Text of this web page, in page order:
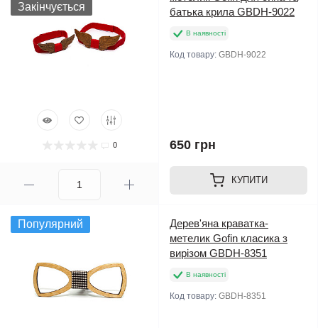
Закінчується
0
батька крила GBDH-9022
В наявності
Код товару: GBDH-9022
650 грн
КУПИТИ
Популярний
Дерев'яна краватка-
метелик Gofin класика з
вирізом GBDH-8351
В наявності
Код товару: GBDH-8351